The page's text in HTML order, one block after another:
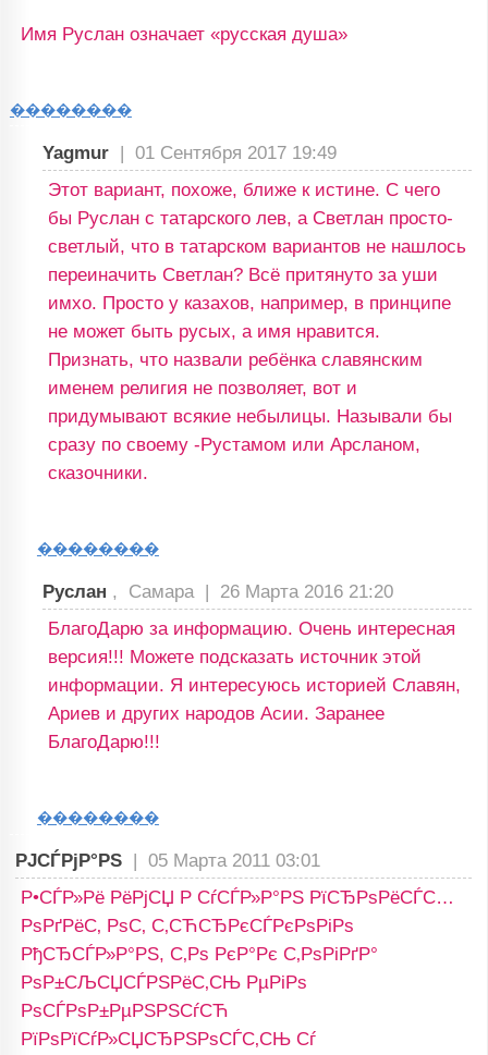
Имя Руслан означает «русская душа»
��������
Yagmur | 01 Сентября 2017 19:49
Этот вариант, похоже, ближе к истине. С чего
бы Руслан с татарского лев, а Светлан просто-
светлый, что в татарском вариантов не нашлось
переиначить Светлан? Всё притянуто за уши
имхо. Просто у казахов, например, в принципе
не может быть русых, а имя нравится.
Признать, что назвали ребёнка славянским
именем религия не позволяет, вот и
придумывают всякие небылицы. Называли бы
сразу по своему -Рустамом или Арсланом,
сказочники.
��������
Руслан , Самара | 26 Марта 2016 21:20
БлагоДарю за информацию. Очень интересная
версия!!! Можете подсказать источник этой
информации. Я интересуюсь историей Славян,
Ариев и других народов Асии. Заранее
БлагоДарю!!!
��������
РЈСЃРјР°РЅ | 05 Марта 2011 03:01
Р•СЃР»Рё РёРјСЏ Р СѓСЃР»Р°РЅ РїСЂРѕРёСЃС…
РѕРґРёС‚ РѕС‚ С‚СЋСЂРєСЃРєРѕРіРѕ
РђСЂСЃР»Р°РЅ, С‚Рѕ РєР°Рє С‚РѕРіРґР°
РѕР±СЉСЏСЃРЅРёС‚СЊ РµРіРѕ
РѕСЃРѕР±РµРЅРЅСѓСЋ
РїРѕРїСѓР»СЏСЂРЅРѕСЃС‚СЊ Сѓ